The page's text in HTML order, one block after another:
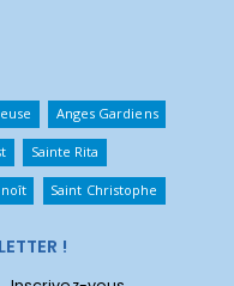
Anges Gardiens
Sainte Rita
Saint Christophe
!